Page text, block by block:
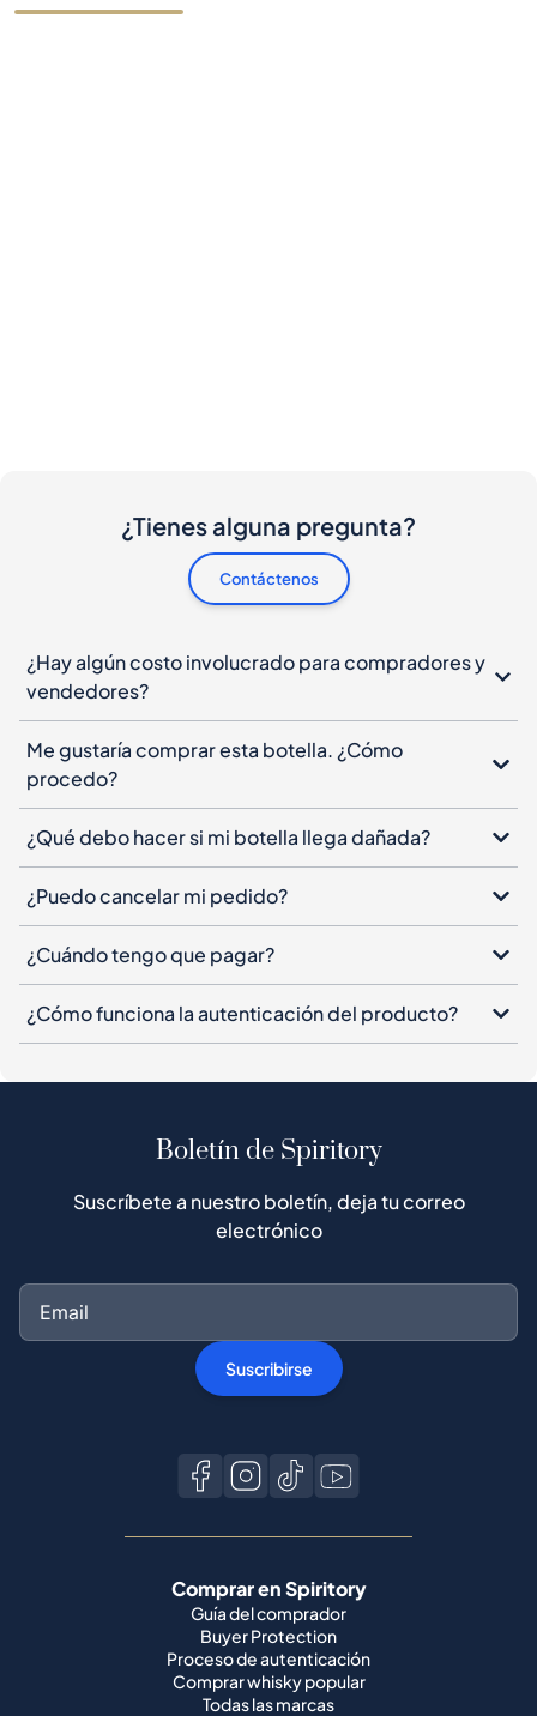
¿Tienes alguna pregunta?
Contáctenos
¿Hay algún costo involucrado para compradores y
vendedores?
Me gustaría comprar esta botella. ¿Cómo
procedo?
¿Qué debo hacer si mi botella llega dañada?
¿Puedo cancelar mi pedido?
¿Cuándo tengo que pagar?
¿Cómo funciona la autenticación del producto?
Boletín de Spiritory
Suscríbete a nuestro boletín, deja tu correo
electrónico
Suscribirse
Comprar en Spiritory
Guía del comprador
Buyer Protection
Proceso de autenticación
Comprar whisky popular
Todas las marcas